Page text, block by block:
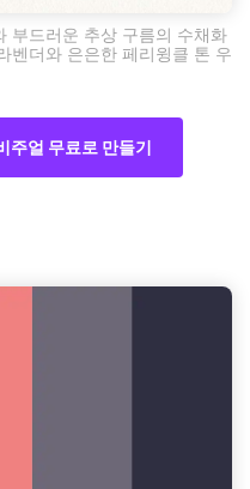
부드러운 추상 구름의 수채화
벤더와 은은한 페리윙클 톤 우
얼 무료로 만들기